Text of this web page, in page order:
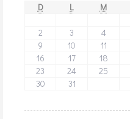
D L M
2
3 4
9
10 11
16
17 18
23
24 25
30
31